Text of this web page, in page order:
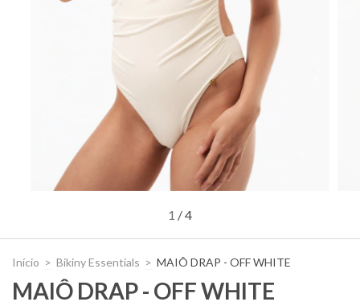
1 /4
Início > Bikiny Essentials > MAIÔ DRAP - OFF WHITE
MAIÔ DRAP - OFF WHITE